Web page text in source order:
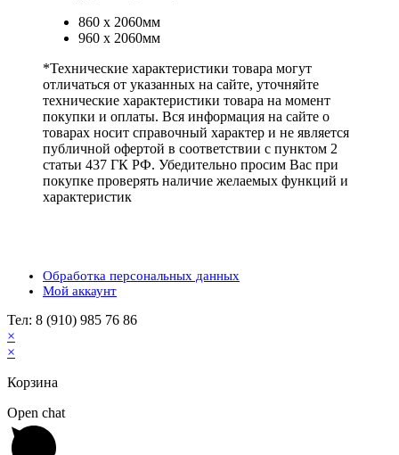
860 х 2060мм
960 х 2060мм
*Технические характеристики товара могут
отличаться от указанных на сайте, уточняйте
технические характеристики товара на момент
покупки и оплаты. Вся информация на сайте о
товарах носит справочный характер и не является
публичной офертой в соответствии с пунктом 2
статьи 437 ГК РФ. Убедительно просим Вас при
покупке проверять наличие желаемых функций и
характеристик
Обработка персональных данных
Мой аккаунт
Тел: 8 (910) 985 76 86
×
×
Корзина
Open chat